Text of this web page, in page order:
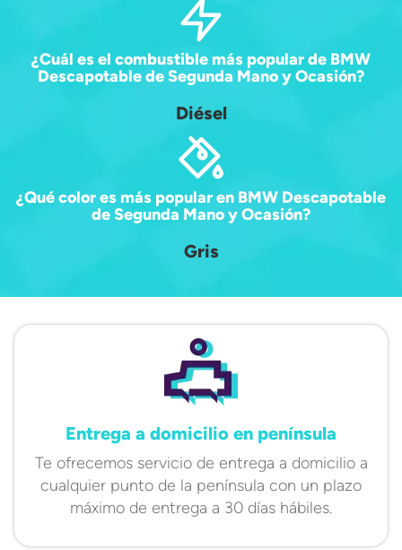
¿Cuál es el combustible más popular de BMW
Descapotable de Segunda Mano y Ocasión?
Diésel
¿Qué color es más popular en BMW Descapotable
de Segunda Mano y Ocasión?
Gris
Entrega a domicilio en península
Te ofrecemos servicio de entrega a domicilio a
cualquier punto de la península con un plazo
máximo de entrega a 30 días hábiles.